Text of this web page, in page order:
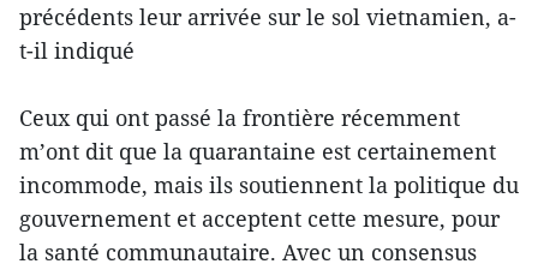
précédents leur arrivée sur le sol vietnamien, a-
t-il indiqué
Ceux qui ont passé la frontière récemment
m’ont dit que la quarantaine est certainement
incommode, mais ils soutiennent la politique du
gouvernement et acceptent cette mesure, pour
la santé communautaire. Avec un consensus